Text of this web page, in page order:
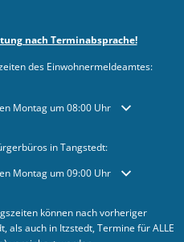
nach Terminabsprache!
des Einwohnermeldeamtes:
oder Schließzeiten auszublenden
Montag um 08:00 Uhr
in Tangstedt:
oder Schließzeiten auszublenden
Montag um 09:00 Uhr
können nach vorheriger
als auch in Itzstedt, Termine für ALLE